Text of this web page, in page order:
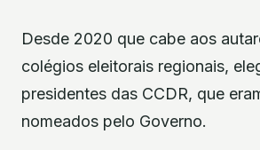
Desde 2020 que cabe aos
colégios eleitorais regionais,
presidentes das CCDR, que
nomeados pelo Governo.